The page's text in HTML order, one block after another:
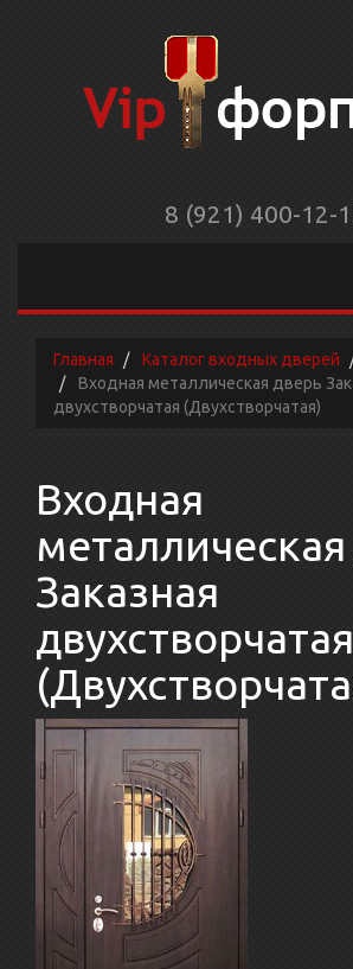
8 (921) 400-12-
Главная Каталог входных дверей
Входная металлическая дверь
двухстворчатая (Двухстворчатая)
Входная
Заказная
двухстворчатая